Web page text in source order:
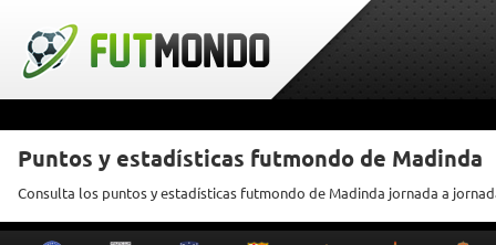
Puntos y estadísticas futmondo de Madinda
Consulta los puntos y estadísticas futmondo de Madinda jornada a